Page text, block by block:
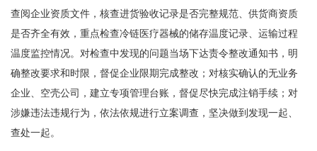
查阅企业资质文件，核查进货验收记录是否完整规范、供货商资质
是否齐全有效，重点检查冷链医疗器械的储存温度记录、运输过程
温度监控情况。对检查中发现的问题当场下达责令整改通知书，明
确整改要求和时限，督促企业限期完成整改；对核实确认的无业务
企业、空壳公司，建立专项管理台账，督促尽快完成注销手续；对
涉嫌违法违规行为，依法依规进行立案调查，坚决做到发现一起、
查处一起。